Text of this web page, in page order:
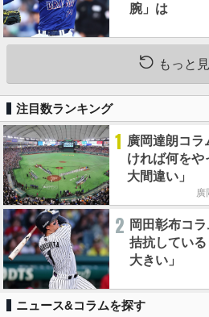
腕」は
もっと
注目数ランキング
1 廣岡達朗コラ
ければ何をや
大間違い」
廣
2 岡田彰布コ
拮抗してい
大きい」
ニュース&コラムを探す